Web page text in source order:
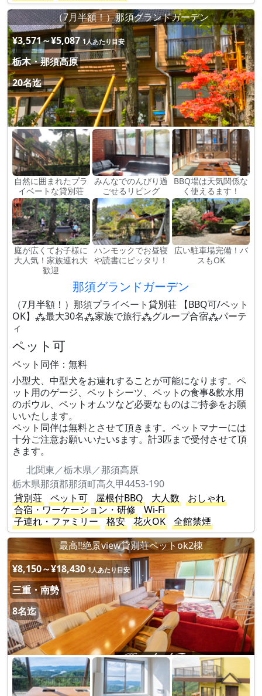
（7月半額！）那須グランドガーデン
¥3,571～¥5,087 1人あたり目安
栃木・那須高原
20名迄
自然に囲まれたプラ
イベートな貸別荘
みんなでのんびり過
ごせるリビング
BBQ場は天気関係な
く使えるます！
庭が広くてお子様に
大人気！家族連れ大
歓迎
ハンモックでお昼寝
や読書にピッタリ！
広い駐車場完備！バ
スもOK
那須グランドガーデン
（7月半額！）那須プライベート貸別荘 【BBQ可/ペット
OK】⁂最大30名⁂家族で旅行⁂グループ合宿⁂パーテ
ィ
ペット可
ペット同伴：無料
小型犬、中型犬をお連れすることが可能になります。ペ
ット用のゲージ、ペットシーツ、ペットの食事&飲水用
のボウル、ペットオムツなど必要なものはご持参をお願
いいたします。
ペット同伴は無料とさせて頂きます。ペットマナーには
十分ご注意お願いいたいsます。計3匹まで受付させて頂
きます。
北関東／栃木県／那須高原
栃木県那須郡那須町高久甲4453-190
貸別荘
ペット可 屋根付BBQ 大人数
おしゃれ
合宿・ワーケーション・研修
Wi-Fi
子連れ・ファミリー
格安 花火OK
全館禁煙
最高‼︎絶景view貸別荘ペットok2棟
¥8,150～¥18,430 1人あたり目安
三重・南勢
8名迄